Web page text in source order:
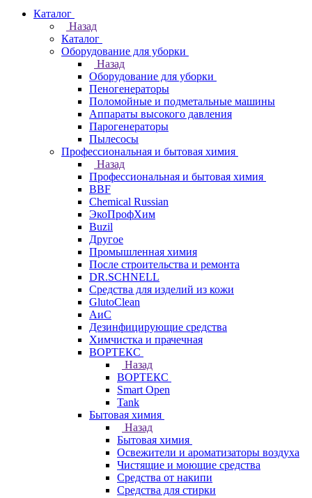
Каталог
Назад
Каталог
Оборудование для уборки
Назад
Оборудование для уборки
Пеногенераторы
Поломойные и подметальные машины
Аппараты высокого давления
Парогенераторы
Пылесосы
Профессиональная и бытовая химия
Назад
Профессиональная и бытовая химия
BBF
Chemical Russian
ЭкоПрофХим
Buzil
Другое
Промышленная химия
После строительства и ремонта
DR.SCHNELL
Средства для изделий из кожи
GlutoClean
АиС
Дезинфицирующие средства
Химчистка и прачечная
ВОРТЕКС
Назад
ВОРТЕКС
Smart Open
Tank
Бытовая химия
Назад
Бытовая химия
Освежители и ароматизаторы воздуха
Чистящие и моющие средства
Средства от накипи
Средства для стирки